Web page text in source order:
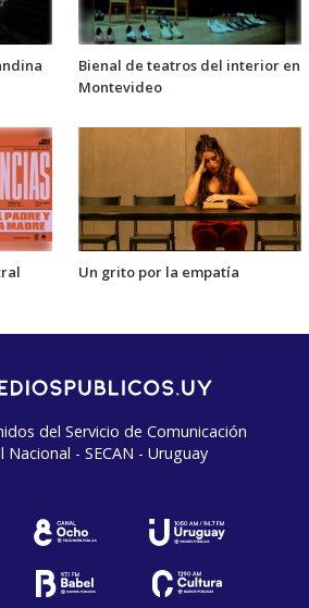
Bienal de teatros del interior en
Montevideo
Un grito por la empatía
del Servicio de Comunicación
Nacional - SECAN - Uruguay